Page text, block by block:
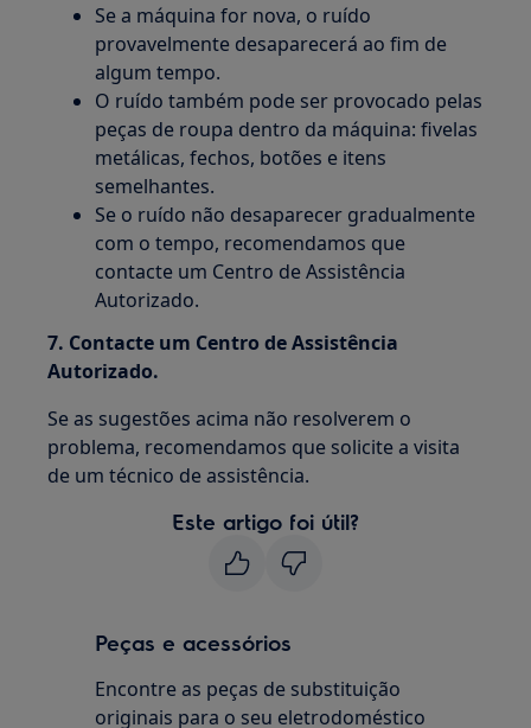
Se a máquina for nova, o ruído
provavelmente desaparecerá ao fim de
algum tempo.
O ruído também pode ser provocado pelas
peças de roupa dentro da máquina: fivelas
metálicas, fechos, botões e itens
semelhantes.
Se o ruído não desaparecer gradualmente
com o tempo, recomendamos que
contacte um Centro de Assistência
Autorizado.
7. Contacte um Centro de Assistência
Autorizado.
Se as sugestões acima não resolverem o
problema, recomendamos que solicite a visita
de um técnico de assistência.
Este artigo foi útil?
Peças e acessórios
Encontre as peças de substituição
originais para o seu eletrodoméstico